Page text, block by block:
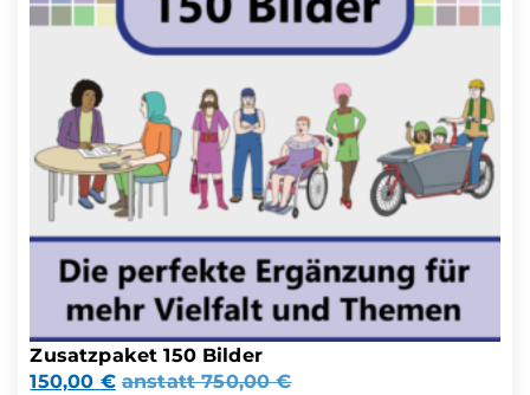
Zusatzpaket 150 Bilder
150,00 € anstatt750,00€